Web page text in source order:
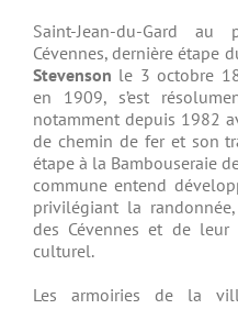
Saint-Jean-du-Gard
Cévennes, dernière étape
Stevenson le 3 octobre
en 1909, s’est
notamment depuis 1982
de chemin de fer et son
étape à la Bambouseraie
commune entend
privilégiant la
des Cévennes et de
culturel.
Les armoiries de la